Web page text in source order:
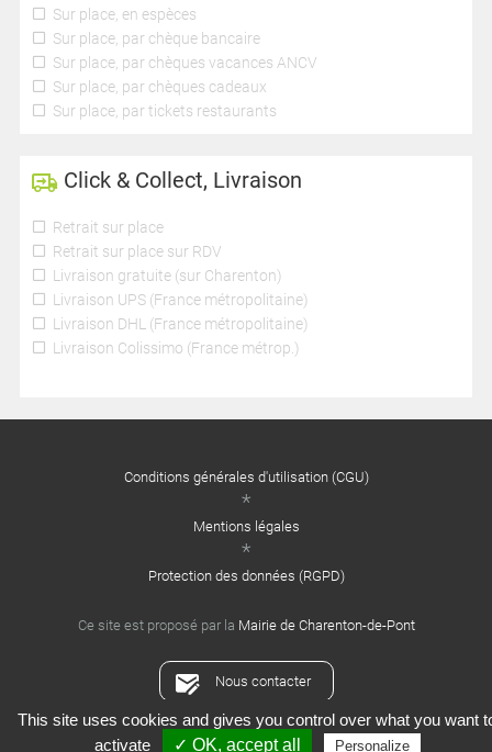
Sur place, en espèces
Sur place, par chèque bancaire
Sur place, par chèques vacances ANCV
Sur place, par chèques cadeaux
Sur place, par tickets restaurants
Click & Collect, Livraison
Retrait sur place
Retrait sur place sur RDV
Livraison gratuite (sur Charenton)
Livraison UPS (France métropolitaine)
Livraison DHL (France métropolitaine)
Livraison Colissimo (France métrop.)
Conditions générales d'utilisation (CGU)
Mentions légales
Protection des données (RGPD)
Ce site est proposé par la Mairie de Charenton-de-Pont
Nous contacter
Crédits : Xooloop Studio
This site uses cookies and gives you control over what you want
activate
✓ OK, accept all Personalize